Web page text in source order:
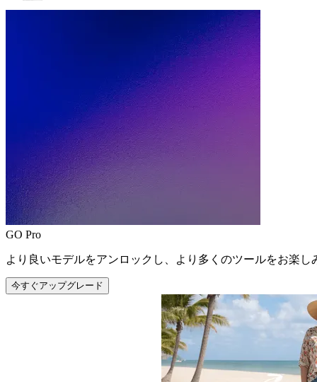
GO Pro
より良いモデルをアンロックし、より多くのツールをお楽し
今すぐアップグレード